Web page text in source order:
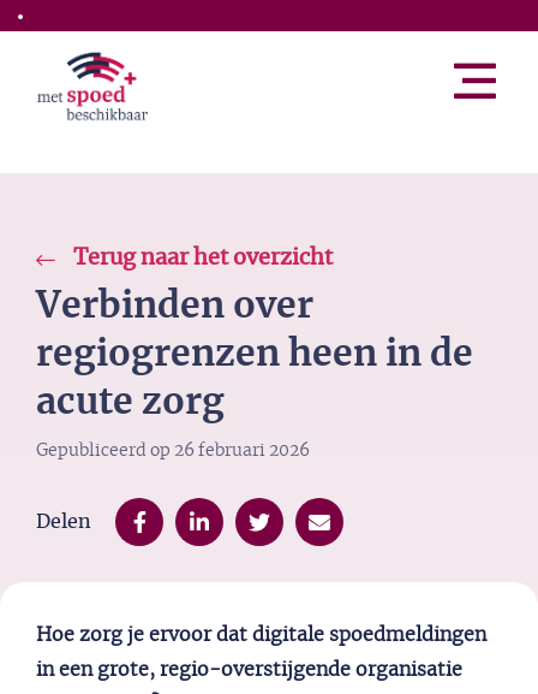
Skip to the main content
Terug naar het overzicht
Verbinden over
regiogrenzen heen in de
acute zorg
Gepubliceerd op 26 februari 2026
Delen
Hoe zorg je ervoor dat digitale spoedmeldingen
in een grote, regio-overstijgende organisatie